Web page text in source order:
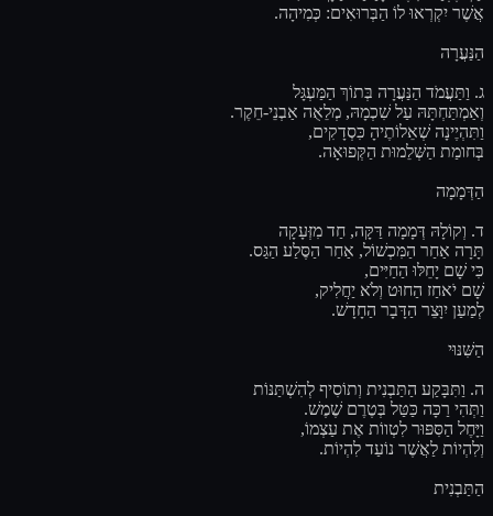
אֲשֶׁר יִקְרְאוּ לוֹ הַבְּרוּאִים: כְּמִיהָה.
הַנַּעֲרָה
ג. וַתַּעֲמֹד הַנַּעֲרָה בְּתוֹךְ הַמַּעְגָּל
וְאַמְתַּחְתָּהּ עַל שִׁכְמָהּ, מְלֵאֻה אַבְנֵי-חֵקֶר.
וַתִּהְיֶינָה שְׁאֵלוֹתֶיהָ כִּסְדָקִים,
בְּחומַת הַשְּׁלֵמוּת הַקְּפוּאָה.
הַדְּמָמָה
ד. וְקוֹלָהּ דְּמָמָה דַּקָּה, חַד מִזְּעָקָה
תָּרָה אַחַר הַמִּכְשׁוֹל, אַחַר הַסֶּלַע הַגַּס.
כִּי שָׁם יָחֵלּוּ הַחַיִּים,
שָׁם יֹאחַז הַחוּט וְלֹא יַחֲלִיק,
לְמַעַן יִוָּצֵר הַדָּבָר הַחָדָשׁ.
הַשִּׁנּוּי
ה. וַתִּבָּקַע הַתַּבְנִית וְתוֹסִיף לְהִשְׁתַּנּוֹת
וַתְּהִי רַכָּה כַּטַּל בְּטֶרֶם שֶׁמֶשׁ.
וַיָּחֶל הַסִּפּוּר לִטְווֹת אֶת עַצְמוֹ,
וְלִהְיוֹת לַאֲשֶׁר נוֹעַד לִהְיוֹת.
הַתַּבְנִית